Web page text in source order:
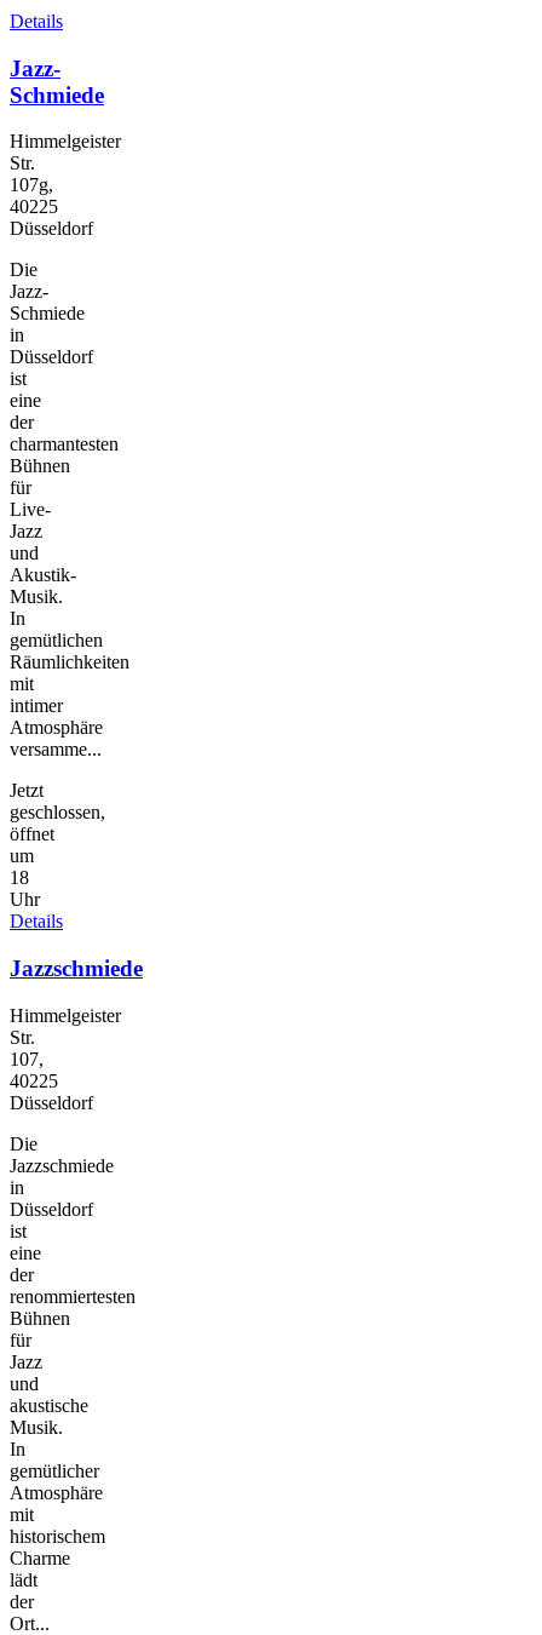
Details
Jazz-
Schmiede
Himmelgeister
Str.
107g,
40225
Düsseldorf
Die
Jazz-
Schmiede
in
Düsseldorf
ist
eine
der
charmantesten
Bühnen
für
Live-
Jazz
und
Akustik-
Musik.
In
gemütlichen
Räumlichkeiten
mit
intimer
Atmosphäre
versamme...
Jetzt
geschlossen,
öffnet
um
18
Uhr
Details
Jazzschmiede
Himmelgeister
Str.
107,
40225
Düsseldorf
Die
Jazzschmiede
in
Düsseldorf
ist
eine
der
renommiertesten
Bühnen
für
Jazz
und
akustische
Musik.
In
gemütlicher
Atmosphäre
mit
historischem
Charme
lädt
der
Ort...